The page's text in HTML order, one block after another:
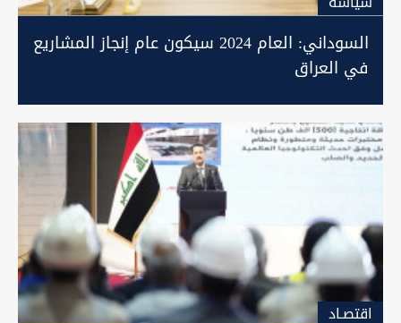
السوداني: العام 2024 سيكون عام إنجاز المشاريع
في العراق
اقتصـاد